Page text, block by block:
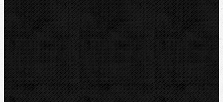
RIDGID
ROTHENBERGER
VIRAX